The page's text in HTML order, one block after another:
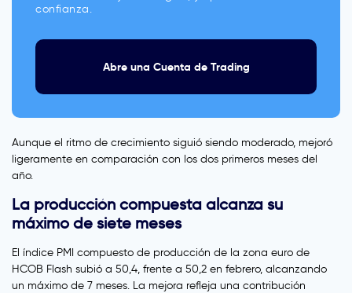
confianza.
Abre una Cuenta de Trading
Aunque el ritmo de crecimiento siguió siendo moderado, mejoró
ligeramente en comparación con los dos primeros meses del
año.
La producción compuesta alcanza su
máximo de siete meses
El índice PMI compuesto de producción de la zona euro de
HCOB Flash subió a 50,4, frente a 50,2 en febrero, alcanzando
un máximo de 7 meses. La mejora refleja una contribución